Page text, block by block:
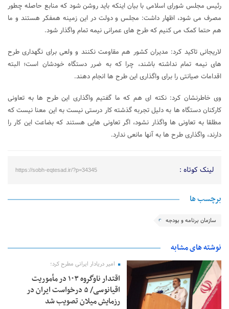
رئیس مجلس شورای اسلامی با بیان اینکه باید روشن شود که منابع حاصله چطور
مصرف می شود، اظهار داشت: مجلس و دولت در این زمینه همفکر هستند و ما
هم حتما کمک می کنیم که طرح های عمرانی نیمه تمام واگذار شود.
لاریجانی تاکید کرد: مدیران کشور هم مقاومت نکنند و ولعی برای نگهداری طرح
های نیمه تمام نداشته باشند، چرا که به ضرر دستگاه خودشان است؛ البته
اقدامات صیانتی را برای واگذاری این طرح ها انجام دهند.
وی خاطرنشان کرد: نکته ای هم که ما گفتیم واگذاری این طرح ها به تعاونی
کارکنان دستگاه ها به دلیل تجربه گذشته کار درستی نیست به این معنا نیست که
مطلقا به تعاونی ها واگذار نشود، اگر تعاونی هایی هستند که بضاعت این کار را
دارند، واگذاری طرح ها به آنها مانعی ندارد.
لینک کوتاه : https://sobh-eqtesad.ir/?p=34345
برچسب ها
سازمان برنامه و بودجه
نوشته های مشابه
امیر دریادار ایرانی مطرح کرد؛
اقتدار ناوگروه ۱۰۳ در مأموریت‌
اقیانوسی/ ۵ درخواست ایران در
رزمایش میلان تصویب شد